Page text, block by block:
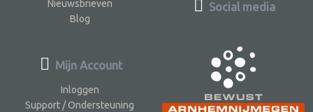
Nieuwsbrieven
Blog
Social media
Mijn Account
Inloggen
Support / Ondersteuning